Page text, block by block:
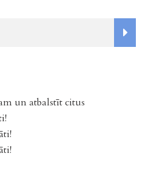
un atbalstīt citus